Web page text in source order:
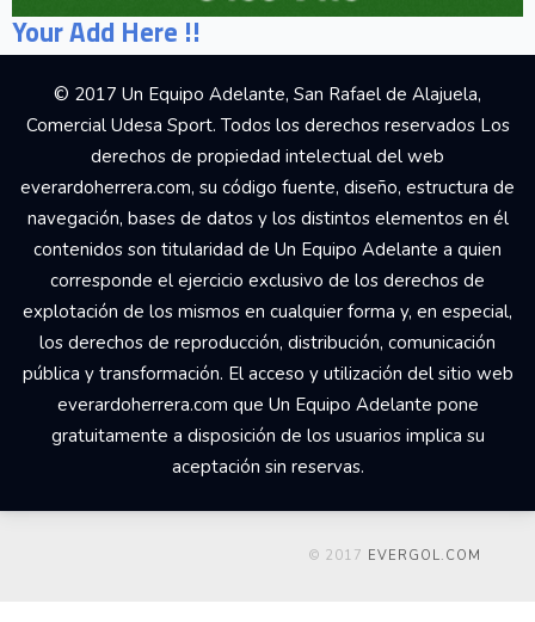
Your Add Here !!
© 2017 Un Equipo Adelante, San Rafael de Alajuela,
Comercial Udesa Sport. Todos los derechos reservados Los
derechos de propiedad intelectual del web
everardoherrera.com, su código fuente, diseño, estructura de
navegación, bases de datos y los distintos elementos en él
contenidos son titularidad de Un Equipo Adelante a quien
corresponde el ejercicio exclusivo de los derechos de
explotación de los mismos en cualquier forma y, en especial,
los derechos de reproducción, distribución, comunicación
pública y transformación. El acceso y utilización del sitio web
everardoherrera.com que Un Equipo Adelante pone
gratuitamente a disposición de los usuarios implica su
aceptación sin reservas.
© 2017 EVERGOL.COM